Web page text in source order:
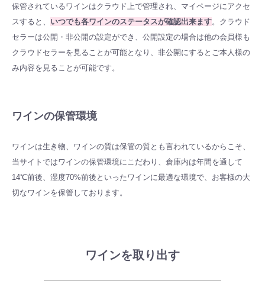
保管されているワインはクラウド上で管理され、マイページにアクセ
スすると、 いつでも各ワインのステータスが確認出来ます。クラウド
セラーは公開・非公開の設定ができ、公開設定の場合は他の会員様も
クラウドセラーを見ることが可能となり、非公開にするとご本人様の
み内容を見ることが可能です。
ワインの保管環境
ワインは生き物、ワインの質は保管の質とも言われているからこそ、
当サイトではワインの保管環境にこだわり、倉庫内は年間を通して
14℃前後、湿度70%前後といったワインに最適な環境で、お客様の大
切なワインを保管しております。
ワインを取り出す